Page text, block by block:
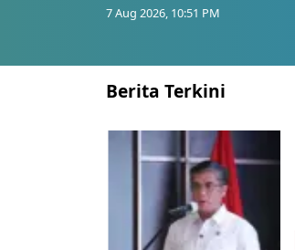
7 Aug 2026, 10:51 PM
Berita Terkini